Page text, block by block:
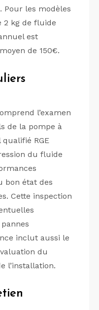
Pour les modèles
2 kg de fluide
est
de 150€.
l’examen
de la pompe à
RGE
du fluide
bon état des
Cette inspection
inclut aussi le
du
l’installation.